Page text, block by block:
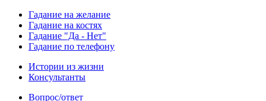
Гадание на желание
Гадание на костях
Гадание "Да - Нет"
Гадание по телефону
Истории из жизни
Консультанты
Вопрос/ответ